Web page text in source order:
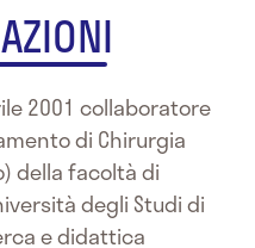
2001 collaboratore
di Chirurgia
della facoltà di
degli Studi di
e didattica